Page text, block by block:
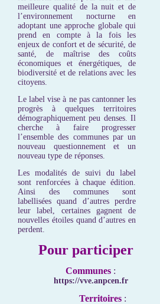
meilleure qualité de la nuit et de
l’environnement nocturne en
adoptant une approche globale qui
prend en compte à la fois les
enjeux de confort et de sécurité, de
santé, de maîtrise des coûts
économiques et énergétiques, de
biodiversité et de relations avec les
citoyens.
Le label vise à ne pas cantonner les
progrès à quelques territoires
démographiquement peu denses. Il
cherche à faire progresser
l’ensemble des communes par un
nouveau questionnement et un
nouveau type de réponses.
Les modalités de suivi du label
sont renforcées à chaque édition.
Ainsi des communes sont
labellisées quand d’autres perdre
leur label, certaines gagnent de
nouvelles étoiles quand d’autres en
perdent.
Pour participer
Communes :
https://vve.anpcen.fr
Territoires :